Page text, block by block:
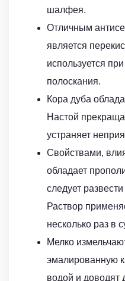
шалфея.
Отличным
является
используется
полоскания.
Кора дуба
Настой
устраняет
Свойствами,
обладает
следует
Раствор
несколько раз в
Мелко
эмалированную
водой и доводят